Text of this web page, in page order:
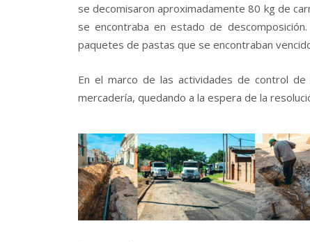
se decomisaron aproximadamente 80 kg de
se encontraba en estado de
paquetes de pastas que se encontraban
En el marco de las actividades de control
mercadería, quedando a la espera de la